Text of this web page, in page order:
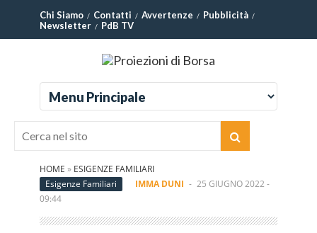
Chi Siamo Contatti Avvertenze
Pubblicità
Newsletter
PdB TV
HOME » ESIGENZE FAMILIARI
Esigenze Familiari
IMMA DUNI - 25 GIUGNO 2022 -
09:44